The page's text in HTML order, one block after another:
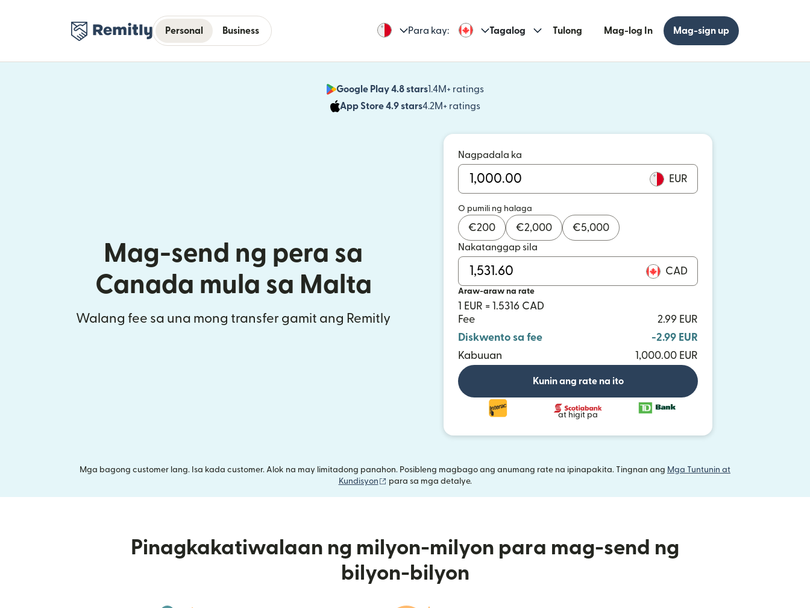
Personal Business Para kay: Tagalog Tulong Mag-log In Mag-sign up
Google Play 4.8 stars1.4M+ ratings
(bubukas sa bagong window)
App Store 4.9 stars4.2M+ ratings
(bubukas sa bagong window)
Mag-send ng pera sa
Canada mula sa Malta
Walang fee sa una mong transfer gamit ang Remitly
Nagpadala ka
EUR
O pumili ng halaga
€200 €2,000 €5,000
Nakatanggap sila
CAD
Araw-araw na rate
1 EUR = 1.5316 CAD
Fee
2.99 EUR
Diskwento sa fee
-2.99 EUR
Kabuuan
1,000.00 EUR
Kunin ang rate na ito
at higit pa
Mga bagong customer lang. Isa kada customer. Alok na may limitadong panahon. Posibleng magbago ang anumang rate na ipinapakita. Tingnan ang Mga Tuntunin at
Kundisyon
(bubukas sa bagong window)
para sa mga detalye.
Pinagkakatiwalaan ng milyon-milyon para mag-send ng
bilyon-bilyon